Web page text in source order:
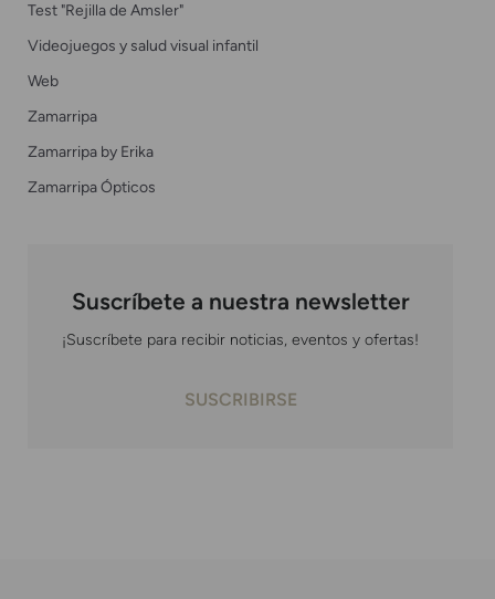
Test "Rejilla de Amsler"
Videojuegos y salud visual infantil
Web
Zamarripa
Zamarripa by Erika
Zamarripa Ópticos
Suscríbete a nuestra newsletter
¡Suscríbete para recibir noticias, eventos y ofertas!
SUSCRIBIRSE